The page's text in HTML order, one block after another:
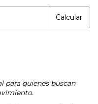
Calcular
para quienes buscan